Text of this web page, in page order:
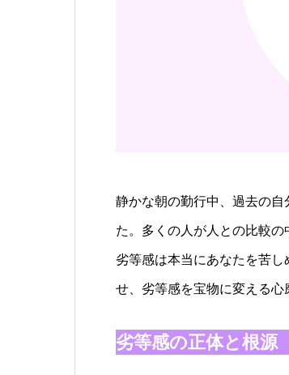
静かな朝の勤行中、過去の
た。多くの人が人との比較
劣等感は本当にあなたを苦
せ、劣等感を宝物に変える心
劣等感の正体と根源